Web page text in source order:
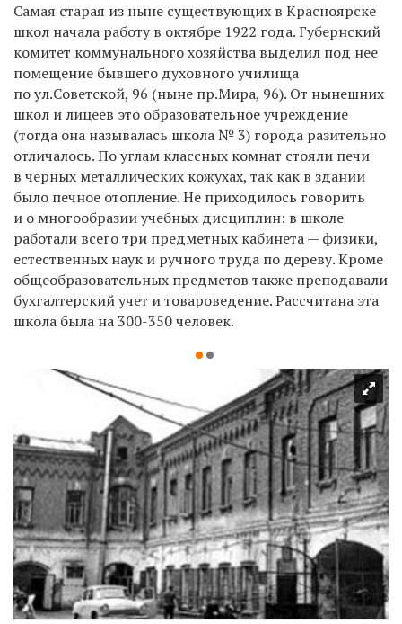
Самая старая из ныне существующих в Красноярске
школ начала работу в октябре 1922 года. Губернский
комитет коммунального хозяйства выделил под нее
помещение бывшего духовного училища
по ул.Советской, 96 (ныне пр.Мира, 96). От нынешних
школ и лицеев это образовательное учреждение
(тогда она называлась школа № 3) города разительно
отличалось. По углам классных комнат стояли печи
в черных металлических кожухах, так как в здании
было печное отопление. Не приходилось говорить
и о многообразии учебных дисциплин: в школе
работали всего три предметных кабинета — физики,
естественных наук и ручного труда по дереву. Кроме
общеобразовательных предметов также преподавали
бухгалтерский учет и товароведение. Рассчитана эта
школа была на 300-350 человек.